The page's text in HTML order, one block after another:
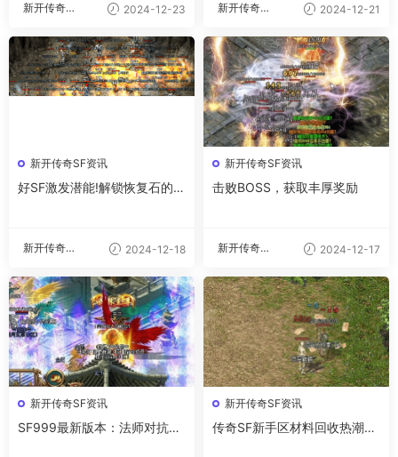
新开传奇私
2024-12-23
新开传奇私
2024-12-21
新开传奇SF资讯
好SF激发潜能!解锁恢复石的强
新开传奇私
2024-12-18
新开传奇SF资讯
击败BOSS，获取丰厚奖励
新开传奇私
2024-12-17
新开传奇SF资讯
SF999最新版本：法师对抗道
新开传奇SF资讯
传奇SF新手区材料回收热潮：